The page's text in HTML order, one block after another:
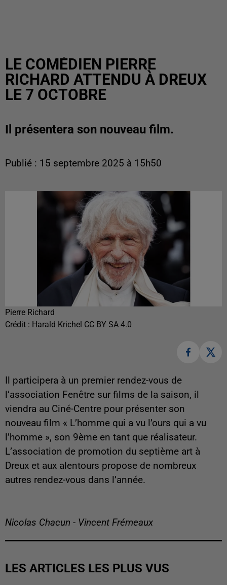
LE COMÉDIEN PIERRE
RICHARD ATTENDU À DREUX
LE 7 OCTOBRE
Il présentera son nouveau film.
Publié : 15 septembre 2025 à 15h50
Pierre Richard
Crédit : Harald Krichel CC BY SA 4.0
Il participera à un premier rendez-vous de
l’association Fenêtre sur films de la saison, il
viendra au Ciné-Centre pour présenter son
nouveau film « L’homme qui a vu l’ours qui a vu
l’homme », son 9ème en tant que réalisateur.
L’association de promotion du septième art à
Dreux et aux alentours propose de nombreux
autres rendez-vous dans l’année.
Nicolas Chacun - Vincent Frémeaux
LES ARTICLES LES PLUS VUS